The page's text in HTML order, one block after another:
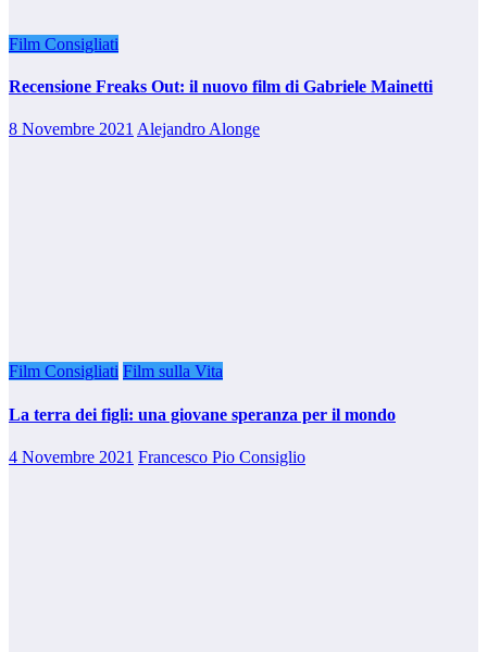
Film Consigliati
Recensione Freaks Out: il nuovo film di Gabriele Mainetti
8 Novembre 2021 Alejandro Alonge
Film Consigliati Film sulla Vita
La terra dei figli: una giovane speranza per il mondo
4 Novembre 2021 Francesco Pio Consiglio